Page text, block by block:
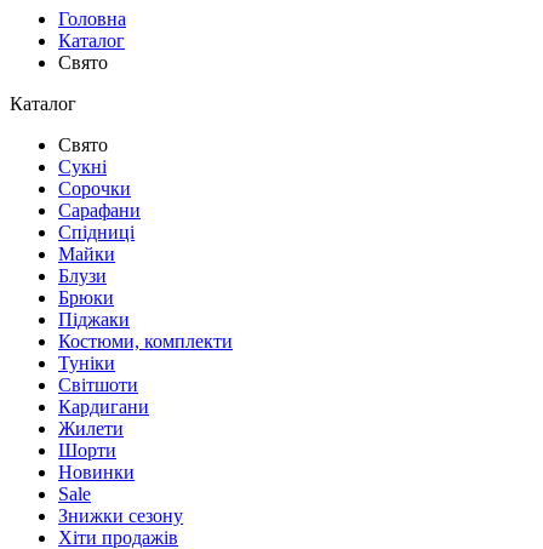
Головна
Каталог
Свято
Каталог
Свято
Сукні
Сорочки
Сарафани
Спідниці
Майки
Блузи
Брюки
Піджаки
Костюми, комплекти
Туніки
Світшоти
Кардигани
Жилети
Шорти
Новинки
Sale
Знижки сезону
Хіти продажів